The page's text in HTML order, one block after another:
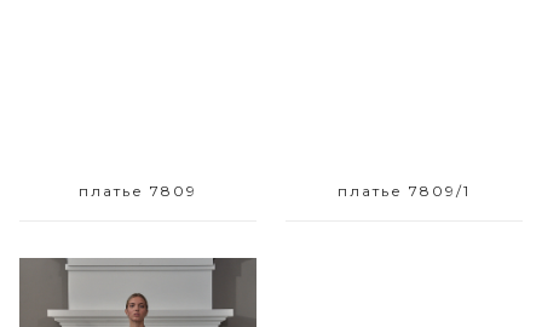
платье 7809 платье 7809/1